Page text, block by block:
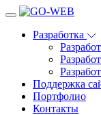
Разработка
Поддержка
Портфолио
Контакты